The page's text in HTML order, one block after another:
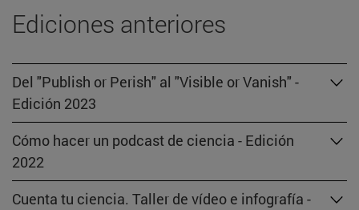
Ediciones anteriores
Del "Publish or Perish" al "Visible or Vanish" -
Edición 2023
Cómo hacer un podcast de ciencia - Edición
2022
Cuenta tu ciencia. Taller de vídeo e infografía -